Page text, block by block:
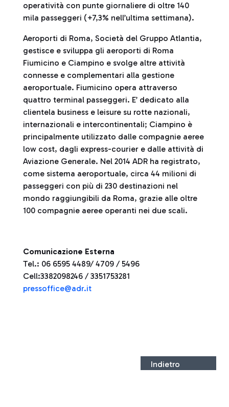
operatività con punte giornaliere di oltre 140
mila passeggeri (+7,3% nell’ultima settimana).
Aeroporti di Roma, Società del Gruppo Atlantia,
gestisce e sviluppa gli aeroporti di Roma
Fiumicino e Ciampino e svolge altre attività
connesse e complementari alla gestione
aeroportuale. Fiumicino opera attraverso
quattro terminal passeggeri. E’ dedicato alla
clientela business e leisure su rotte nazionali,
internazionali e intercontinentali; Ciampino è
principalmente utilizzato dalle compagnie aeree
low cost, dagli express-courier e dalle attività di
Aviazione Generale. Nel 2014 ADR ha registrato,
come sistema aeroportuale, circa 44 milioni di
passeggeri con più di 230 destinazioni nel
mondo raggiungibili da Roma, grazie alle oltre
100 compagnie aeree operanti nei due scali.
Comunicazione Esterna
Tel.: 06 6595 4489/ 4709 / 5496
Cell:3382098246 / 3351753281
pressoffice@adr.it
Indietro